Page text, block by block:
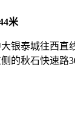
米
银泰城往西
的秋石快速路